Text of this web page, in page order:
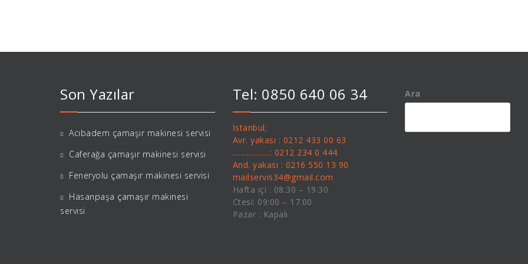
Son Yazılar
Acıbadem çamaşır makinesi servisi
Caferağa çamaşır makinesi servisi
Feneryolu çamaşır makinesi servisi
Hasanpaşa çamaşır makinesi
servisi
Tel: 0850 640 06 34
İstanbul;
Avr. yakası : 0212 433 00 63
..................: 0212 234 0 444
And. yakası : 0216 550 13 90
mailservis34@gmail.com
Hafta içi : 08:30 – 19:30
Ctesi: 09:00 – 17.00
Pazar : Kapalı
Ara